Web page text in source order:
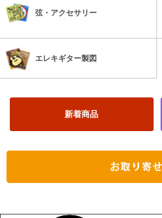
弦・アクセサリー
エレキギター製図
新着商品